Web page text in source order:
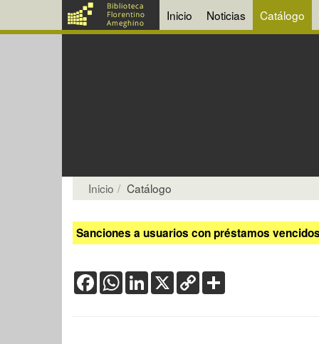
Inicio Noticias Catálogo
Inicio Catálogo
Sanciones a usuarios con préstamos
FacebookWhatsApp
LinkedIn
X Copy
Link